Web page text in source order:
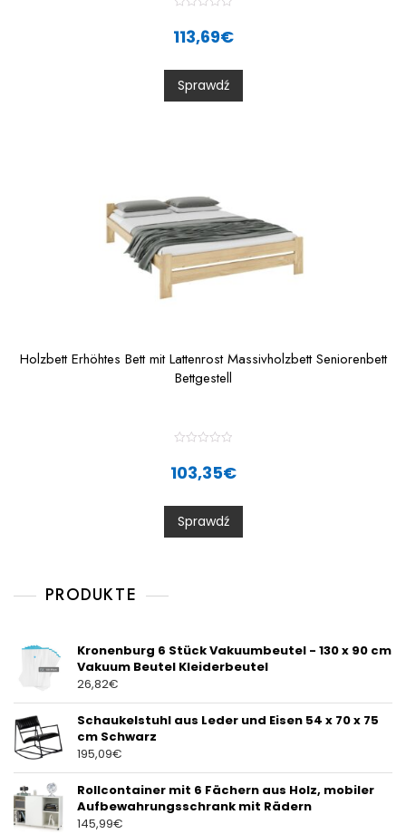
0
o
u
t
113,69€
Sprawdź
Holzbett Erhöhtes Bett mit Lattenrost Massivholzbett Seniorenbett
Bettgestell
0
o
u
t
103,35€
Sprawdź
PRODUKTE
Kronenburg 6 Stück Vakuumbeutel - 130 x 90 cm
Vakuum Beutel Kleiderbeutel
26,82€
Schaukelstuhl aus Leder und Eisen 54 x 70 x 75
cm Schwarz
195,09€
Rollcontainer mit 6 Fächern aus Holz, mobiler
Aufbewahrungsschrank mit Rädern
145,99€